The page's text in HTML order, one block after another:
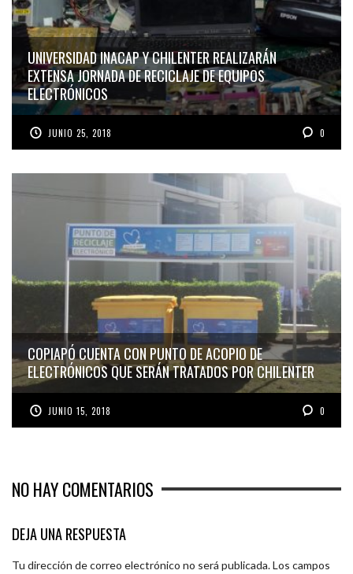
UNIVERSIDAD INACAP Y CHILENTER REALIZARÁN
EXTENSA JORNADA DE RECICLAJE DE EQUIPOS
ELECTRÓNICOS
JUNIO 25, 2018 0
COPIAPÓ CUENTA CON PUNTO DE ACOPIO DE
ELECTRÓNICOS QUE SERÁN TRATADOS POR CHILENTER
JUNIO 15, 2018 0
NO HAY COMENTARIOS
DEJA UNA RESPUESTA
Tu dirección de correo electrónico no será publicada.Los campos